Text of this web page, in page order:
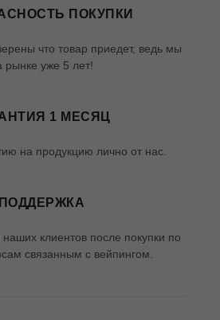
ПОКУПКИ
что товар приедет, ведь мы
рынке уже 5 лет!
1 МЕСЯЦ
на продукцию лично от нас.
ПОДДЕРЖКА
клиентов после покупки по
связанным с вейпингом.